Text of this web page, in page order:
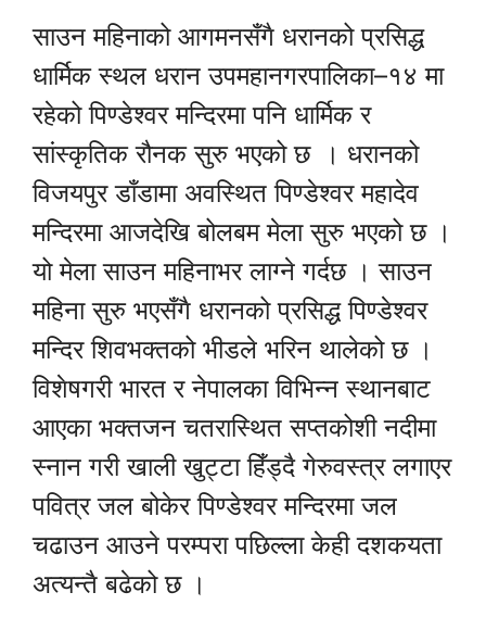
साउन महिनाको आगमनसँगै धरानको प्रसिद्ध
धार्मिक स्थल धरान उपमहानगरपालिका–१४ मा
रहेको पिण्डेश्वर मन्दिरमा पनि धार्मिक र
सांस्कृतिक रौनक सुरु भएको छ । धरानको
विजयपुर डाँडामा अवस्थित पिण्डेश्वर महादेव
मन्दिरमा आजदेखि बोलबम मेला सुरु भएको छ ।
यो मेला साउन महिनाभर लाग्ने गर्दछ । साउन
महिना सुरु भएसँगै धरानको प्रसिद्ध पिण्डेश्वर
मन्दिर शिवभक्तको भीडले भरिन थालेको छ ।
विशेषगरी भारत र नेपालका विभिन्न स्थानबाट
आएका भक्तजन चतरास्थित सप्तकोशी नदीमा
स्नान गरी खाली खुट्टा हिँड्दै गेरुवस्त्र लगाएर
पवित्र जल बोकेर पिण्डेश्वर मन्दिरमा जल
चढाउन आउने परम्परा पछिल्ला केही दशकयता
अत्यन्तै बढेको छ ।